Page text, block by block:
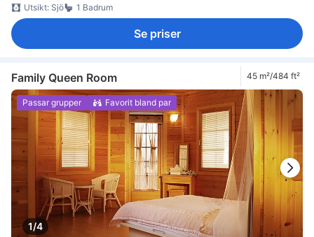
Utsikt: Sjö
1 Badrum
Se priser
Family Queen Room 45 m²/484 ft²
1/4
Passar grupper Favorit bland par